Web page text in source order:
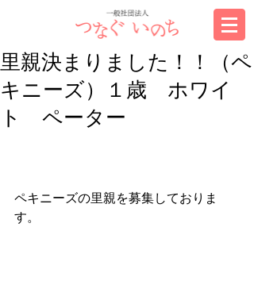
里親決まりました！！（ペ
キニーズ）１歳 ホワイ
ト ペーター
ペキニーズの里親を募集しておりま
す。